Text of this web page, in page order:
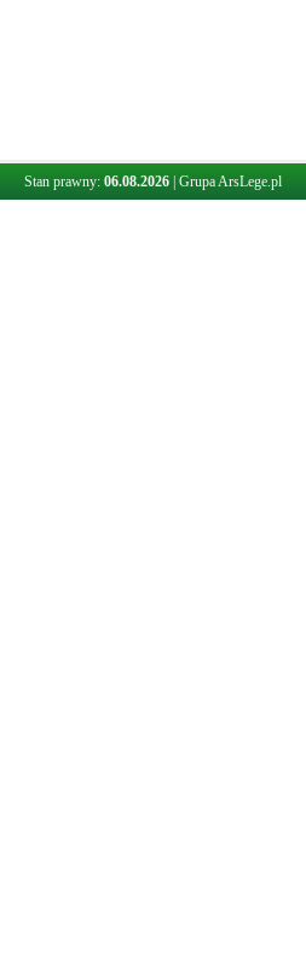
Stan prawny: 06.08.2026 Grupa ArsLege.pl